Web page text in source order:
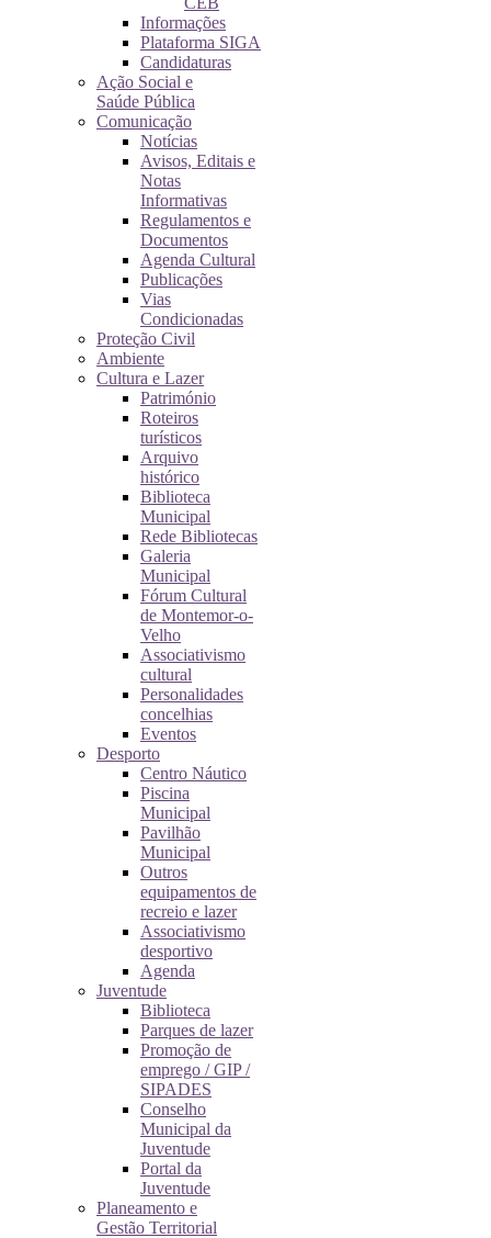
Informações
Plataforma SIGA
Candidaturas
Ação Social e
Saúde Pública
Comunicação
Notícias
Avisos, Editais e
Notas
Informativas
Regulamentos e
Documentos
Agenda Cultural
Publicações
Vias
Condicionadas
Proteção Civil
Ambiente
Cultura e Lazer
Património
Roteiros
turísticos
Arquivo
histórico
Biblioteca
Municipal
Rede Bibliotecas
Galeria
Municipal
Fórum Cultural
de Montemor-o-
Velho
Associativismo
cultural
Personalidades
concelhias
Eventos
Desporto
Centro Náutico
Piscina
Municipal
Pavilhão
Municipal
Outros
equipamentos de
recreio e lazer
Associativismo
desportivo
Agenda
Juventude
Biblioteca
Parques de lazer
Promoção de
emprego / GIP /
SIPADES
Conselho
Municipal da
Juventude
Portal da
Juventude
Planeamento e
Gestão Territorial